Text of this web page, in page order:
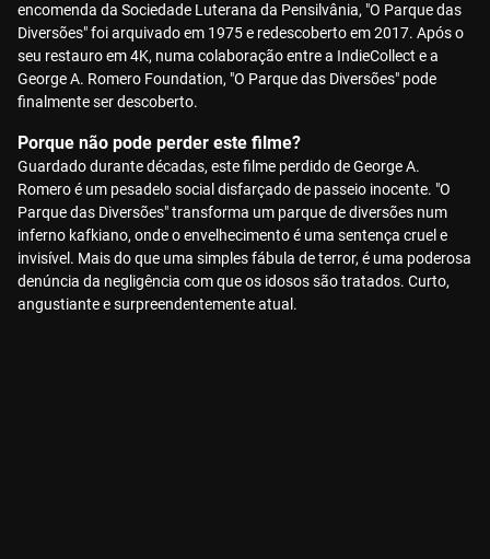
encomenda da Sociedade Luterana da Pensilvânia, "O Parque das
Diversões" foi arquivado em 1975 e redescoberto em 2017. Após o
seu restauro em 4K, numa colaboração entre a IndieCollect e a
George A. Romero Foundation, "O Parque das Diversões" pode
finalmente ser descoberto.
Porque não pode perder este filme?
Guardado durante décadas, este filme perdido de George A.
Romero é um pesadelo social disfarçado de passeio inocente. "O
Parque das Diversões" transforma um parque de diversões num
inferno kafkiano, onde o envelhecimento é uma sentença cruel e
invisível. Mais do que uma simples fábula de terror, é uma poderosa
denúncia da negligência com que os idosos são tratados. Curto,
angustiante e surpreendentemente atual.